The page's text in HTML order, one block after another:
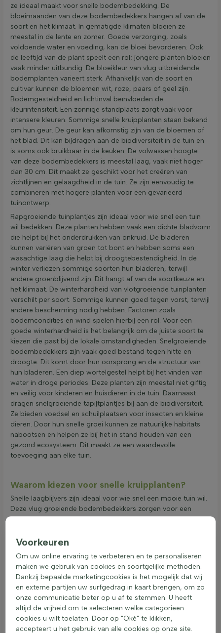
ze ideaal maakt voor snelle bodembedekking. De
bloeimaanden van deze bodembedekkers hangen af van de
soort en het klimaat. In gematigde klimaten bloeien ze
meestal in de lente en zomer. Goede verzorging, zoals
voldoende water en voeding, kan de bloei bevorderen. Ook
de leeftijd van de plant speelt een rol; jongere planten bloeien
vaak minder uitbundig. De bloeikleur van vlug uitbreidende
bodemplanten varieert sterk. Afhankelijk van de soort en
cultivar kunnen de bloemen wit, roze, paars of geel zijn.
Bodemgesteldheid en lichtinval beïnvloeden de
kleurintensiteit. Een zonnige standplaats zorgt vaak voor
intensere kleuren. Sommige snelle kruipplanten staan bekend
om hun geur. De geur kan afkomstig zijn van de bloemen of
het blad. Dit kan bijdragen aan de biodiversiteit in de tuin en
is soms ook bruikbaar in de keuken. De volwassen hoogte
van deze bodembedekkers is meestal laag, vaak niet hoger
dan 30 cm. Dit maakt ze geschikt voor het creëren van
zichtlijnen en gelaagdheid in de tuin. Ze zijn eenvoudig te
combineren met hogere planten voor een gevarieerd
tuinontwerp.
Rapgroeiende tuinplantjes zijn ideaal voor wie snel een tuin
wil bedekken. Deze planten hebben vaak een dichte bladvorm
die helpt bij het onderdrukken van onkruid. De bladeren
kunnen variëren van groen tot bont en hebben soms een
wasachtige laag die helpt bij droogtebestendigheid. In de
winter verliezen sommige soorten hun bladeren, terwijl
andere groenblijvend zijn. Dit hangt af van de soortkeuze en
het klimaat. De winterhardheid van vlotgroeiende tuinplanten
verschilt per soort. Sommige kunnen goed tegen vorst, terwijl
andere bescherming nodig hebben. Factoren zoals
bodemcondities en wind spelen hierbij een rol. Voor een
goede winterhardheid is het belangrijk om de juiste soort te
kiezen die past bij de lokale omstandigheden. Snelgroeiende
bodembedekkers zijn vaak goed bestand tegen hitte en
droogte. Dit komt door hun oorsprong en de structuur van
hun bladeren. Een diep wortelgestel helpt bij het vinden van
water in droge periodes. Deze planten zijn meestal niet giftig
en veilig voor kinderen en huisdieren in de tuin. Daarnaast
dragen snelgroeiende tapijtplantjes bij aan de biodiversiteit.
Ze bieden voedsel en schuilplaatsen voor insecten en kleine
dieren. Door hun snelle groei kunnen ze natuurlijke habitats
nabootsen en helpen ze bij het in stand houden van een
gezond ecosysteem. Dit maakt ze een waardevolle
toevoeging aan elke tuin.
Waarom kiezen voor snelle kruipplanten?
Snelle laagblijvers zijn ideaal voor wie snel een mooie tuin wil.
Deze vlug groeiende bodembedekkers zorgen voor een
snelle bodembedekking en helpen onkruid onderdrukken. Ze
Gebruik snelgroeiende bodembedekkers als border om
een nette afwerking te creëren.
Voor groepsbeplanting of vakbeplanting zijn snelle
grondbedekkers een uitstekende keuze.
Als bodembedekker voor hellingen helpen ze erosie te
voorkomen en zorgen ze voor stabiliteit.
Ze kunnen ook dienen als randbeplanting om paden of
gazons te omlijsten.
In een schaduwtuin bieden deze bodembedekkers een
Voorkeuren
Om uw online ervaring te verbeteren en te personaliseren
maken we gebruik van cookies en soortgelijke methoden.
Dankzij bepaalde marketingcookies is het mogelijk dat wij
en externe partijen uw surfgedrag in kaart brengen, om zo
onze communicatie beter op u af te stemmen. U heeft
altijd de vrijheid om te selecteren welke categorieën
cookies u wilt toelaten. Door op "Oké" te klikken,
accepteert u het gebruik van alle cookies op onze site.